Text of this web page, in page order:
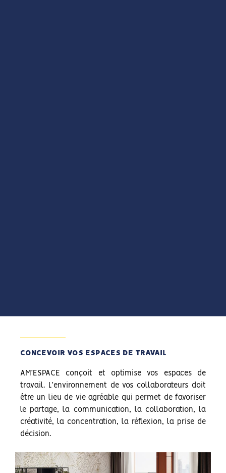
CONCEVOIR VOS ESPACES DE TRAVAIL
AM’ESPACE conçoit et optimise vos espaces de
travail. L’environnement de vos collaborateurs doit
être un lieu de vie agréable qui permet de favoriser
le partage, la communication, la collaboration, la
créativité, la concentration, la réflexion, la prise de
décision.